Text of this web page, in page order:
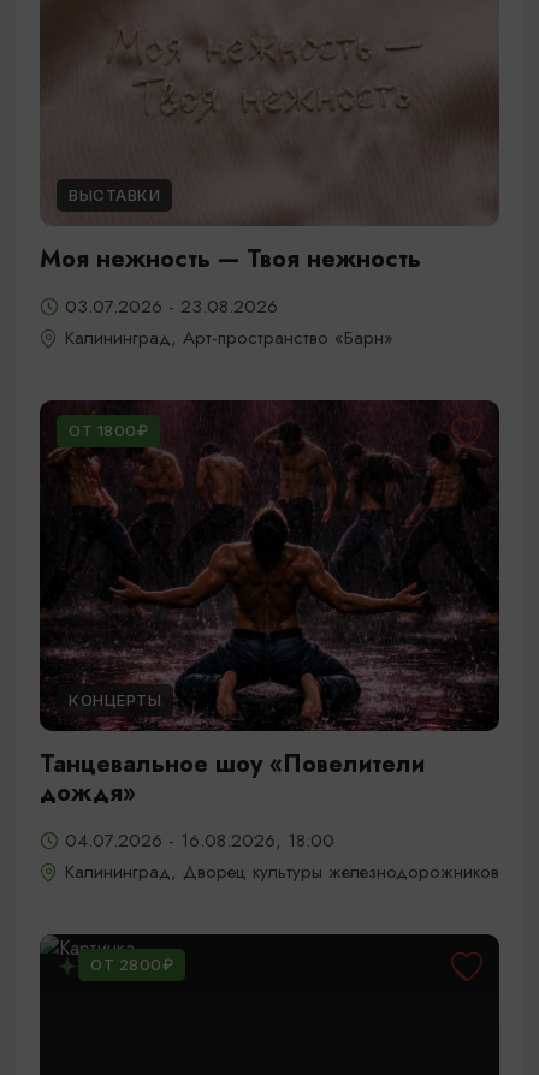
ВЫСТАВКИ
Моя нежность — Твоя нежность
03.07.2026 - 23.08.2026
Калининград, Арт-пространство «Барн»
ОТ 1800₽
КОНЦЕРТЫ
Танцевальное шоу «Повелители
дождя»
04.07.2026 - 16.08.2026, 18:00
Калининград, Дворец культуры железнодорожников
ОТ 2800₽